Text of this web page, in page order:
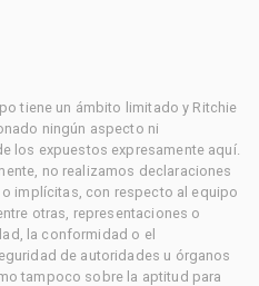
tiene un ámbito limitado y Ritchie
ningún aspecto ni
los expuestos expresamente aquí.
no realizamos declaraciones
implícitas, con respecto al equipo
otras, representaciones o
la conformidad o el
de autoridades u órganos
tampoco sobre la aptitud para